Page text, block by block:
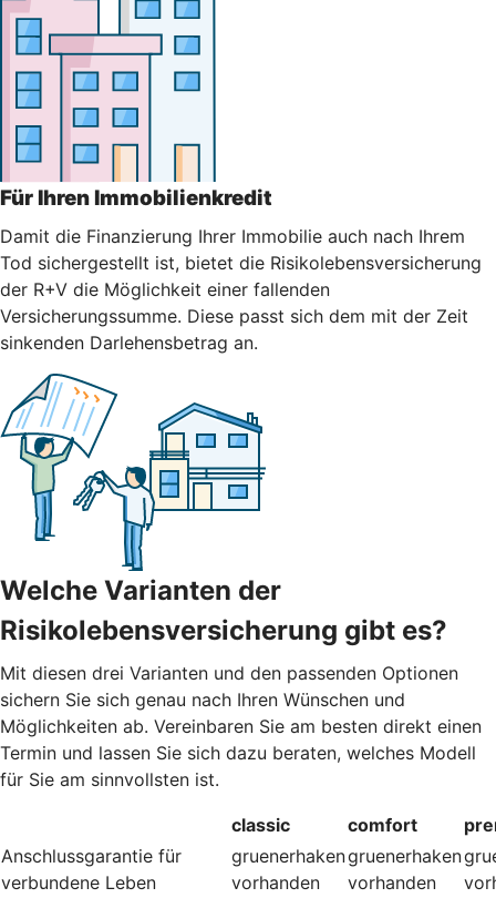
Für Ihren Immobilienkredit
Damit die Finanzierung Ihrer Immobilie auch nach Ihrem
Tod sichergestellt ist, bietet die Risikolebensversicherung
der R+V die Möglichkeit einer fallenden
Versicherungssumme. Diese passt sich dem mit der Zeit
sinkenden Darlehensbetrag an.
Welche Varianten der
Risikolebensversicherung gibt es?
Mit diesen drei Varianten und den passenden Optionen
sichern Sie sich genau nach Ihren Wünschen und
Möglichkeiten ab. Vereinbaren Sie am besten direkt einen
Termin und lassen Sie sich dazu beraten, welches Modell
für Sie am sinnvollsten ist.
classic comfort
Anschlussgarantie für
verbundene Leben
gruenerhaken
vorhanden
gruenerhaken
vorhanden